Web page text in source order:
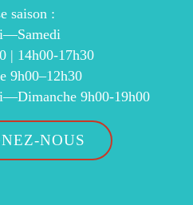
saison :
| 14h00-17h30
9h00–12h30
9h00-19h00
NOUS